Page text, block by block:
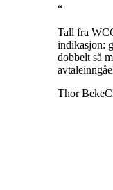
“
Tall fra
indikasjon:
dobbelt så
Thor Beke